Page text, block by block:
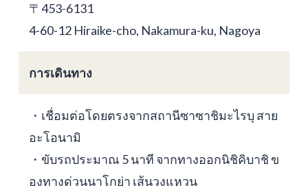
〒453-6131
4-60-12 Hiraike-cho, Nakamura-ku, Nagoya
การเดินทาง
・เชื่อมต่อโดยตรงจากสถานีซาซาชิมะไรบุ สาย
อะโอนามิ
・ขับรถประมาณ 5 นาที จากทางออกนิชิคิบาชิ ข
องทางด่วนนาโกย่า เส้นวงแหวน